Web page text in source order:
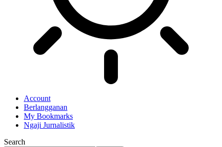
Account
Berlangganan
My Bookmarks
Ngaji Jurnalistik
Search